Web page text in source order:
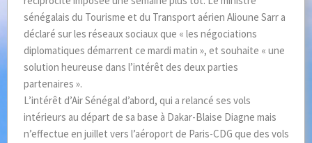
sénégalais du Tourisme et du Transport aérien Alioune Sarr a
déclaré sur les réseaux sociaux que « les négociations
diplomatiques démarrent ce mardi matin », et souhaite « une
solution heureuse dans l’intérêt des deux parties
partenaires ».
L’intérêt d’Air Sénégal d’abord, qui a relancé ses vols
intérieurs au départ de sa base à Dakar-Blaise Diagne mais
n’effectue en juillet vers l’aéroport de Paris-CDG que des vols